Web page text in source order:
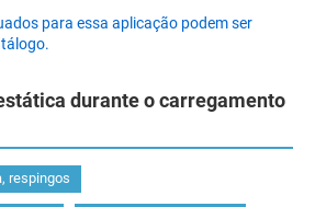
para essa aplicação podem ser
durante o carregamento
respingos